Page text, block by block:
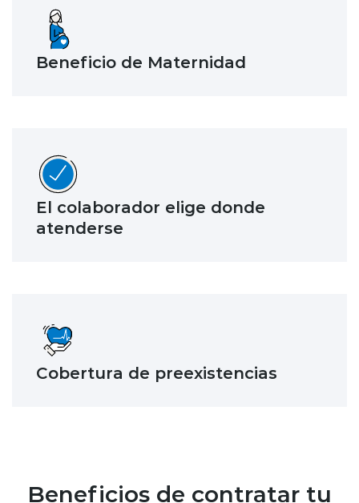
Beneﬁcio de Maternidad
El colaborador elige donde
atenderse
Cobertura de preexistencias
Beneficios de contratar tu